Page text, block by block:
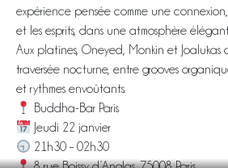
expérience pensée comme une connexion,
et les esprits, dans une atmosphère
Aux platines, Oneyed, Monkin et
traversée nocturne, entre grooves
et rythmes envoûtants.
Buddha-Bar Paris
Jeudi 22 janvier
21h30 – 02h30